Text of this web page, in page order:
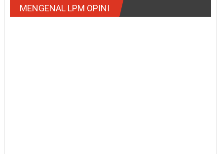
MENGENAL LPM OPINI